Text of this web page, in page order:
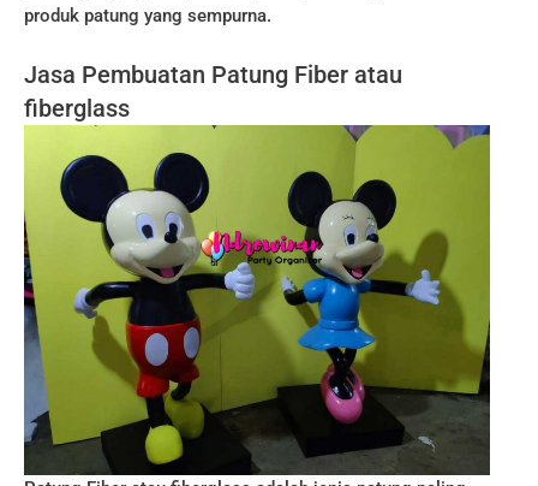
produk patung yang sempurna.
Jasa Pembuatan Patung Fiber atau
fiberglass